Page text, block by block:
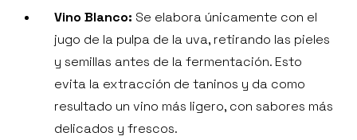
Vino Blanco: Se elabora únicamente con el
jugo de la pulpa de la uva, retirando las pieles
y semillas antes de la fermentación. Esto
evita la extracción de taninos y da como
resultado un vino más ligero, con sabores más
delicados y frescos.